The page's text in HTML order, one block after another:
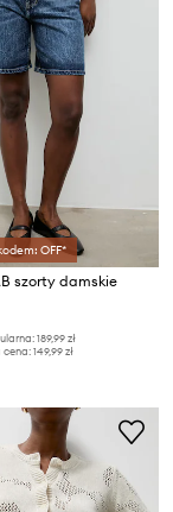
OFF*
szorty damskie
189,99 zł
cena:149,99 zł